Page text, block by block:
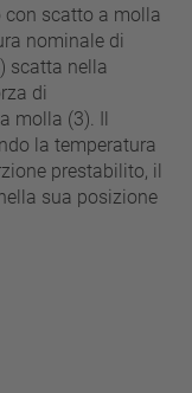
con scatto a molla
nominale di
scatta nella
di
molla (3). Il
la temperatura
prestabilito, il
sua posizione